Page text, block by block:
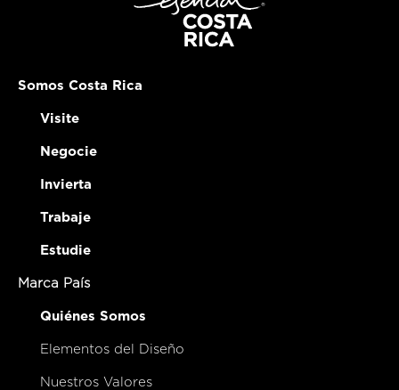
Somos Costa Rica
Visite
Negocie
Invierta
Trabaje
Estudie
Marca País
Quiénes Somos
Elementos del Diseño
Nuestros Valores